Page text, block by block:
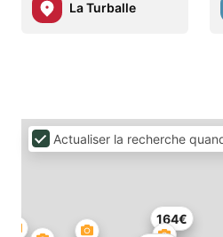
La Turballe
164€
Actualiser la recherche